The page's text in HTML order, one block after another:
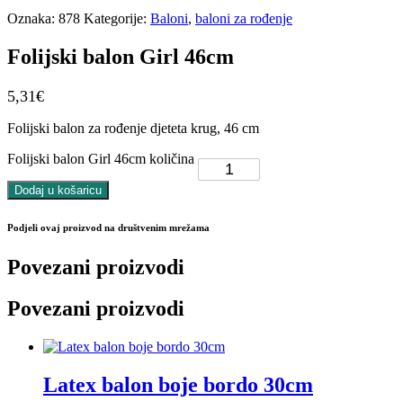
Oznaka: 878 Kategorije: Baloni, baloni za rođenje
Folijski balon Girl 46cm
5,31€
Folijski balon za rođenje djeteta krug, 46 cm
Folijski balon Girl 46cm količina
Dodaj u košaricu
Podjeli ovaj proizvod na društvenim mrežama
Povezani proizvodi
Povezani proizvodi
Latex balon boje bordo 30cm